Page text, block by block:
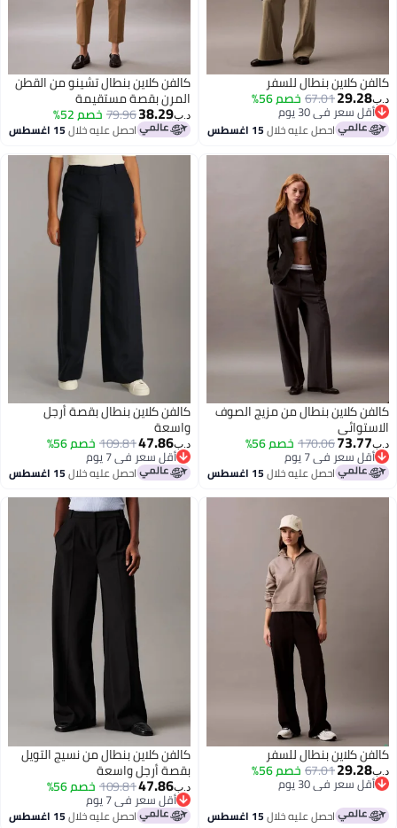
بنطال للسفر
67.01خصم 56%
في 30 يوم
في 30 يوم
احصل عليه خلال15 اغسطس
كالفن كلاين بنطال تشينو من القطن
المرن بقصة مستقيمة
38.29
79.96خصم 52%
احصل عليه خلال15 اغسطس
بنطال من مزيج الصوف
170.06 خصم 56%
في 7 يوم
في 7 يوم
احصل عليه خلال15 اغسطس
كالفن كلاين بنطال بقصة أرجل
47.86
109.81خصم 56%
أقل سعر في 7 يوم
أقل سعر في 7 يوماحصل عليه خلال15 اغسطس
بنطال للسفر
67.01خصم 56%
في 30 يوم
في 30 يوم
احصل عليه خلال15 اغسطس
كالفن كلاين بنطال من نسيج التويل
بقصة أرجل واسعة
47.86
109.81خصم 56%
أقل سعر في 7 يوم
أقل سعر في 7 يوماحصل عليه خلال15 اغسطس